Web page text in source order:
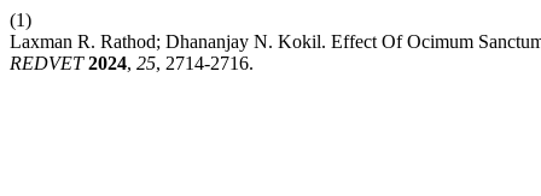
(1)
Laxman R. Rathod; Dhananjay N. Kokil. Effect Of Ocimum
REDVET 2024, 25, 2714-2716.